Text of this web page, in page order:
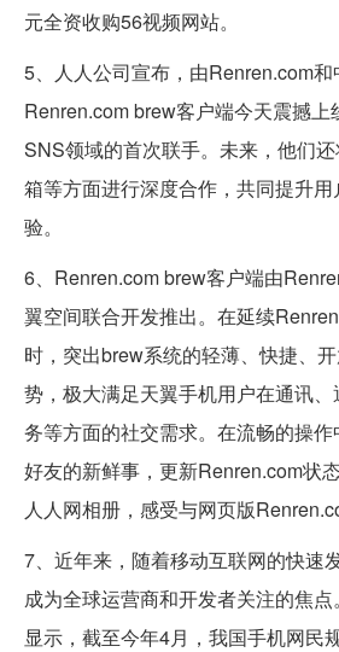
元全资收购56视频网站。
5、人人公司宣布，由Renren.com
Renren.com brew客户端今天震撼上
SNS领域的首次联手。未来，他们
箱等方面进行深度合作，共同提升
验。
6、Renren.com brew客户端由
翼空间联合开发推出。在延续
时，突出brew系统的轻薄、快捷、
势，极大满足天翼手机用户在通讯
务等方面的社交需求。在流畅的操
好友的新鲜事，更新Renren.com状
人人网相册，感受与网页版
7、近年来，随着移动互联网的快速
成为全球运营商和开发者关注的焦
显示，截至今年4月，我国手机网民